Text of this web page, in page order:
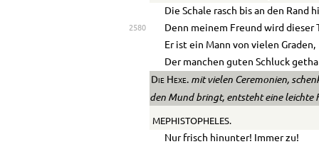
Die Schale rasch bis an den Rand
2580
Denn meinem Freund wird dieser
Er ist ein Mann von vielen Graden,
Der manchen guten Schluck
Die Hexe.mit vielen Ceremonien,
den Mund bringt, entsteht eine leichte
MEPHISTOPHELES.
Nur frisch hinunter! Immer zu!